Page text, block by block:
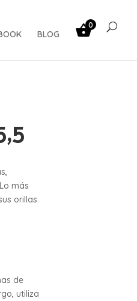
BLOG
0
más
orillas
de
utiliza